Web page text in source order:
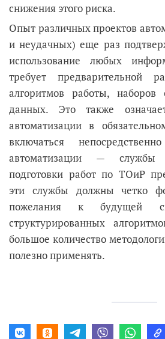
снижения этого риска.
Опыт различных проектов
и неудачных) еще раз
использование любых
требует предварительной
алгоритмов работы, наборов
данных. Это также
автоматизации в
включаться
автоматизации — службы
подготовки работ по ТОиР
эти службы должны четко
пожелания к будущей
структурированных
большое количество
полезно применять.